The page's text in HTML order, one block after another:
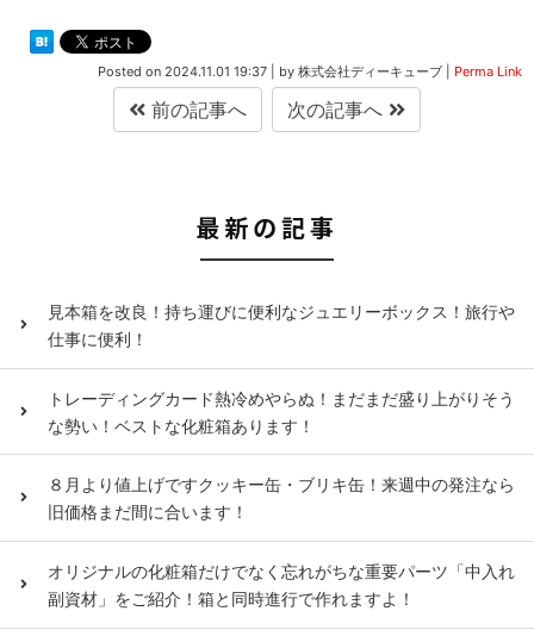
Posted on 2024.11.01 19:37 by 株式会社ディーキューブ Perma Link
前の記事へ 次の記事へ
最新の記事
見本箱を改良！持ち運びに便利なジュエリーボックス！旅行や
仕事に便利！
トレーディングカード熱冷めやらぬ！まだまだ盛り上がりそう
な勢い！ベストな化粧箱あります！
８月より値上げですクッキー缶・ブリキ缶！来週中の発注なら
旧価格まだ間に合います！
オリジナルの化粧箱だけでなく忘れがちな重要パーツ「中入れ
副資材」をご紹介！箱と同時進行で作れますよ！